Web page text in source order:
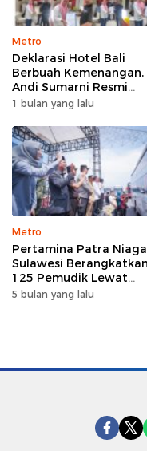
Metro
Deklarasi Hotel Bali
Berbuah Kemenangan,
Andi Sumarni Resmi
Nahkodai DPW FK PKBM
1 bulan yang lalu
Metro
Pertamina Patra Niaga
Sulawesi Berangkatkan
125 Pemudik Lewat
Program Mudik Gratis
5 bulan yang lalu